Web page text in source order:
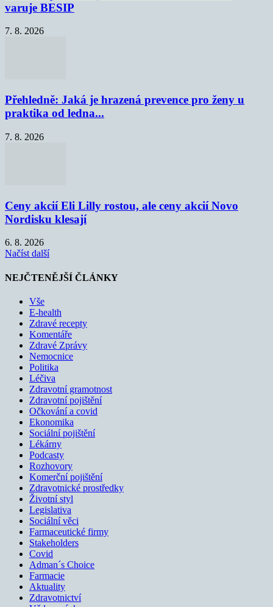
varuje BESIP
7. 8. 2026
Přehledně: Jaká je hrazená prevence pro ženy u
praktika od ledna...
7. 8. 2026
Ceny akcií Eli Lilly rostou, ale ceny akcií Novo
Nordisku klesají
6. 8. 2026
Načíst další
NEJČTENĚJŠÍ ČLÁNKY
Vše
E-health
Zdravé recepty
Komentáře
Zdravé Zprávy
Nemocnice
Politika
Léčiva
Zdravotní gramotnost
Zdravotní pojištění
Očkování a covid
Ekonomika
Sociální pojištění
Lékárny
Podcasty
Rozhovory
Komerční pojištění
Zdravotnické prostředky
Životní styl
Legislativa
Sociální věci
Farmaceutické firmy
Stakeholders
Covid
Adman´s Choice
Farmacie
Aktuality
Zdravotnictví